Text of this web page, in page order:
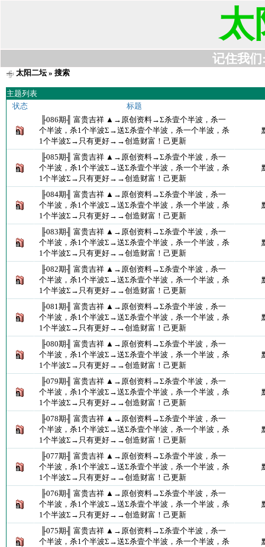
太
记住我们
太阳二坛» 搜索
主题列表
状态
标题
╟086期╢ 富贵吉祥 ▲→原创资料→Σ杀壹个半波，杀一
个半波，杀1个半波Σ→送Σ杀壹个半波，杀一个半波，杀
1个半波Σ→只有更好→→创造财富！己更新
╟085期╢ 富贵吉祥 ▲→原创资料→Σ杀壹个半波，杀一
个半波，杀1个半波Σ→送Σ杀壹个半波，杀一个半波，杀
1个半波Σ→只有更好→→创造财富！己更新
╟084期╢ 富贵吉祥 ▲→原创资料→Σ杀壹个半波，杀一
个半波，杀1个半波Σ→送Σ杀壹个半波，杀一个半波，杀
1个半波Σ→只有更好→→创造财富！己更新
╟083期╢ 富贵吉祥 ▲→原创资料→Σ杀壹个半波，杀一
个半波，杀1个半波Σ→送Σ杀壹个半波，杀一个半波，杀
1个半波Σ→只有更好→→创造财富！己更新
╟082期╢ 富贵吉祥 ▲→原创资料→Σ杀壹个半波，杀一
个半波，杀1个半波Σ→送Σ杀壹个半波，杀一个半波，杀
1个半波Σ→只有更好→→创造财富！己更新
╟081期╢ 富贵吉祥 ▲→原创资料→Σ杀壹个半波，杀一
个半波，杀1个半波Σ→送Σ杀壹个半波，杀一个半波，杀
1个半波Σ→只有更好→→创造财富！己更新
╟080期╢ 富贵吉祥 ▲→原创资料→Σ杀壹个半波，杀一
个半波，杀1个半波Σ→送Σ杀壹个半波，杀一个半波，杀
1个半波Σ→只有更好→→创造财富！己更新
╟079期╢ 富贵吉祥 ▲→原创资料→Σ杀壹个半波，杀一
个半波，杀1个半波Σ→送Σ杀壹个半波，杀一个半波，杀
1个半波Σ→只有更好→→创造财富！己更新
╟078期╢ 富贵吉祥 ▲→原创资料→Σ杀壹个半波，杀一
个半波，杀1个半波Σ→送Σ杀壹个半波，杀一个半波，杀
1个半波Σ→只有更好→→创造财富！己更新
╟077期╢ 富贵吉祥 ▲→原创资料→Σ杀壹个半波，杀一
个半波，杀1个半波Σ→送Σ杀壹个半波，杀一个半波，杀
1个半波Σ→只有更好→→创造财富！己更新
╟076期╢ 富贵吉祥 ▲→原创资料→Σ杀壹个半波，杀一
个半波，杀1个半波Σ→送Σ杀壹个半波，杀一个半波，杀
1个半波Σ→只有更好→→创造财富！己更新
╟075期╢ 富贵吉祥 ▲→原创资料→Σ杀壹个半波，杀一
个半波，杀1个半波Σ→送Σ杀壹个半波，杀一个半波，杀